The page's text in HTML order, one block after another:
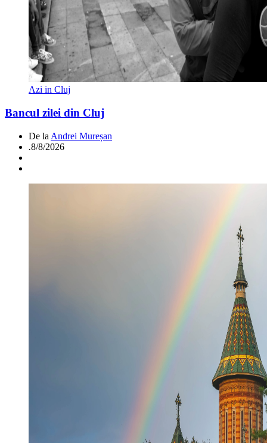
Azi in Cluj
Bancul zilei din Cluj
De la Andrei Mureșan
.8/8/2026